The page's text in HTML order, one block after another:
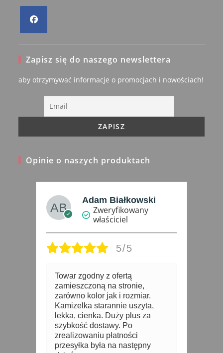
a
new
Zapisz się do naszego newslettera
aby otrzymywać informacje o promocjach i nowościach!
Opinie o naszych produktach
ŻANETA
MŁODZIANKO
Zweryfikowany
właściciel
4 lata temu